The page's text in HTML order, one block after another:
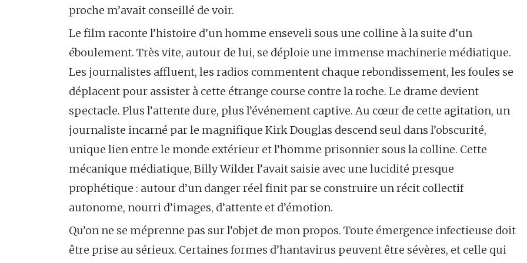
proche m’avait conseillé de voir.
Le film raconte l’histoire d’un homme enseveli sous une colline à la suite d’un
éboulement. Très vite, autour de lui, se déploie une immense machinerie médiatique.
Les journalistes affluent, les radios commentent chaque rebondissement, les foules se
déplacent pour assister à cette étrange course contre la roche. Le drame devient
spectacle. Plus l’attente dure, plus l’événement captive. Au cœur de cette agitation, un
journaliste incarné par le magnifique Kirk Douglas descend seul dans l’obscurité,
unique lien entre le monde extérieur et l’homme prisonnier sous la colline. Cette
mécanique médiatique, Billy Wilder l’avait saisie avec une lucidité presque
prophétique : autour d’un danger réel finit par se construire un récit collectif
autonome, nourri d’images, d’attente et d’émotion.
Qu’on ne se méprenne pas sur l’objet de mon propos. Toute émergence infectieuse doit
être prise au sérieux. Certaines formes d’hantavirus peuvent être sévères, et celle qui